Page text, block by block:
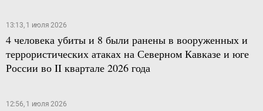
13:13, 1 июля 2026
4 человека убиты и 8 были ранены в вооруженных и
террористических атаках на Северном Кавказе и юге
России во II квартале 2026 года
12:56, 1 июля 2026